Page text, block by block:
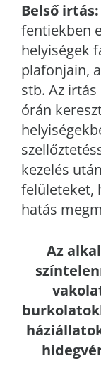
Belső irtás:
fentiekben
helyiségek
plafonjain,
stb. Az
órán
kezelés
felületeket,
hatás
Az